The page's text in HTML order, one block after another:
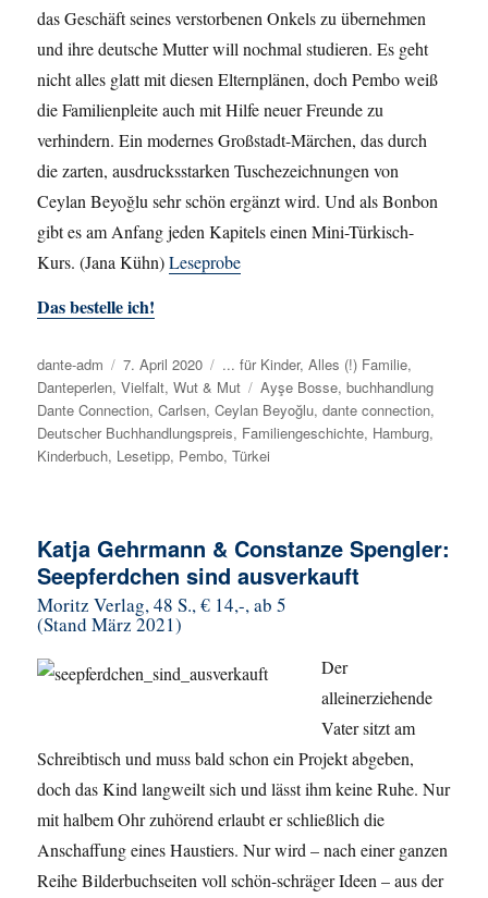
das Geschäft seines verstorbenen Onkels zu übernehmen
und ihre deutsche Mutter will nochmal studieren. Es geht
nicht alles glatt mit diesen Elternplänen, doch Pembo weiß
die Familienpleite auch mit Hilfe neuer Freunde zu
verhindern. Ein modernes Großstadt-Märchen, das durch
die zarten, ausdrucksstarken Tuschezeichnungen von
Ceylan Beyoğlu sehr schön ergänzt wird. Und als Bonbon
gibt es am Anfang jeden Kapitels einen Mini-Türkisch-
Kurs. (Jana Kühn)Leseprobe
Das bestelle ich!
Autor
dante-adm
Veröffentlicht
am
7. April 2020 Kategorien
... für Kinder,Alles (!) Familie,
Danteperlen,Vielfalt,Wut & Mut Schlagwörter
Ayşe Bosse,buchhandlung
Dante Connection,Carlsen,Ceylan Beyoğlu,dante connection,
Deutscher Buchhandlungspreis, Familiengeschichte, Hamburg,
Kinderbuch, Lesetipp, Pembo,Türkei
Katja Gehrmann & Constanze Spengler:
Seepferdchen sind ausverkauft
Moritz Verlag, 48 S., € 14,-, ab 5
(Stand März 2021)
Der
alleinerziehende
Vater sitzt am
Schreibtisch und muss bald schon ein Projekt abgeben,
doch das Kind langweilt sich und lässt ihm keine Ruhe. Nur
mit halbem Ohr zuhörend erlaubt er schließlich die
Anschaffung eines Haustiers. Nur wird – nach einer ganzen
Reihe Bilderbuchseiten voll schön-schräger Ideen – aus der